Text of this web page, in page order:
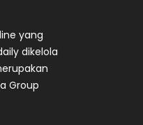
yang
dikelola
Group